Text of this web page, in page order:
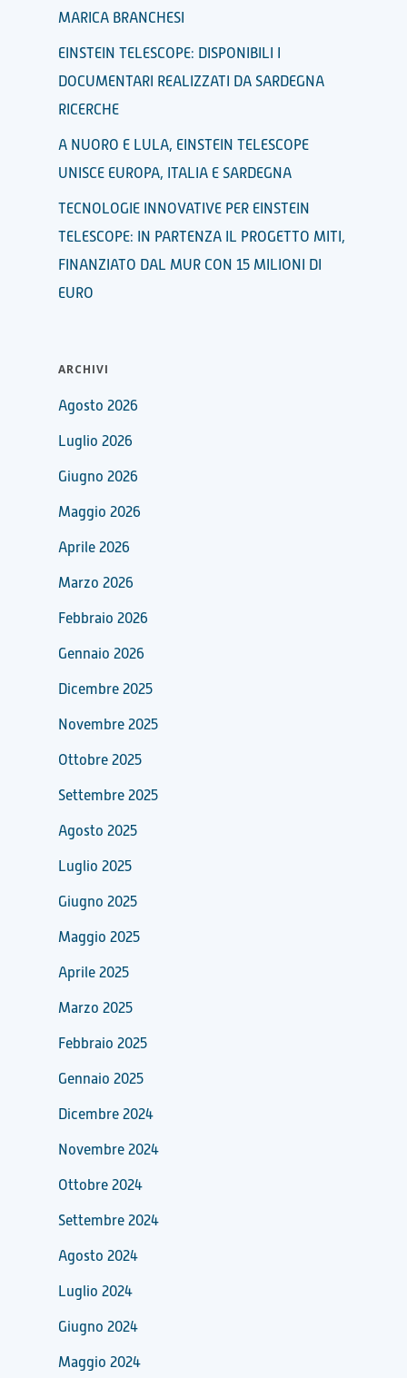
MARICA BRANCHESI
EINSTEIN TELESCOPE: DISPONIBILI I
DOCUMENTARI REALIZZATI DA SARDEGNA
RICERCHE
A NUORO E LULA, EINSTEIN TELESCOPE
UNISCE EUROPA, ITALIA E SARDEGNA
TECNOLOGIE INNOVATIVE PER EINSTEIN
TELESCOPE: IN PARTENZA IL PROGETTO MITI,
FINANZIATO DAL MUR CON 15 MILIONI DI
EURO
ARCHIVI
Agosto 2026
Luglio 2026
Giugno 2026
Maggio 2026
Aprile 2026
Marzo 2026
Febbraio 2026
Gennaio 2026
Dicembre 2025
Novembre 2025
Ottobre 2025
Settembre 2025
Agosto 2025
Luglio 2025
Giugno 2025
Maggio 2025
Aprile 2025
Marzo 2025
Febbraio 2025
Gennaio 2025
Dicembre 2024
Novembre 2024
Ottobre 2024
Settembre 2024
Agosto 2024
Luglio 2024
Giugno 2024
Maggio 2024